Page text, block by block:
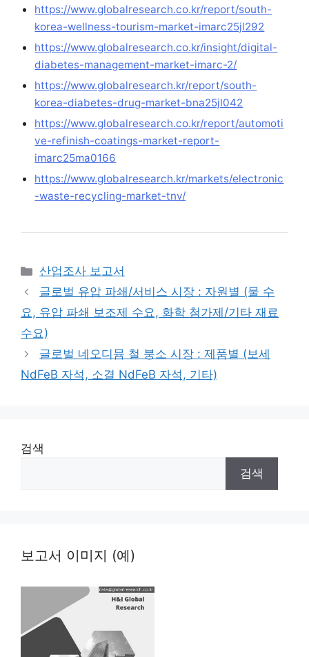
https://www.globalresearch.co.kr/report/south-
korea-wellness-tourism-market-imarc25jl292
https://www.globalresearch.co.kr/insight/digital-
diabetes-management-market-imarc-2/
https://www.globalresearch.kr/report/south-
korea-diabetes-drug-market-bna25jl042
https://www.globalresearch.co.kr/report/automoti
ve-refinish-coatings-market-report-
imarc25ma0166
https://www.globalresearch.kr/markets/electronic
-waste-recycling-market-tnv/
Categories
산업조사 보고서
글로벌 유압 파쇄/서비스 시장 : 자원별 (물 수
요, 유압 파쇄 보조제 수요, 화학 첨가제/기타 재료
수요)
글로벌 네오디뮴 철 붕소 시장 : 제품별 (보세
NdFeB 자석, 소결 NdFeB 자석, 기타)
검색
검색
보고서 이미지 (예)